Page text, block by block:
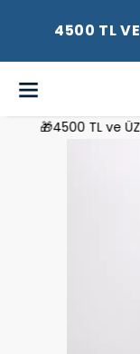
4500 TL
🎁4500 TL ve